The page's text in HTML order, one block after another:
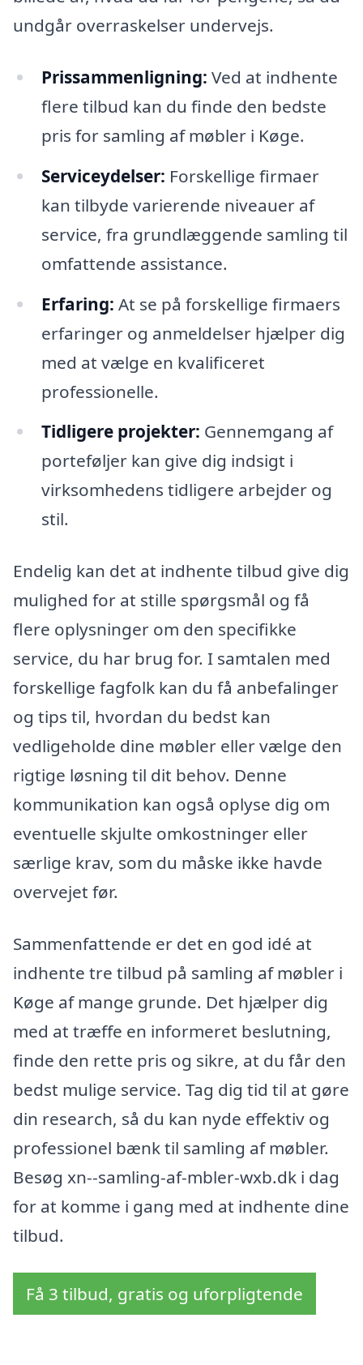
undgår overraskelser undervejs.
Prissammenligning: Ved at indhente
flere tilbud kan du finde den bedste
pris for samling af møbler i Køge.
Serviceydelser: Forskellige firmaer
kan tilbyde varierende niveauer af
service, fra grundlæggende samling til
omfattende assistance.
Erfaring: At se på forskellige firmaers
erfaringer og anmeldelser hjælper dig
med at vælge en kvalificeret
professionelle.
Tidligere projekter: Gennemgang af
porteføljer kan give dig indsigt i
virksomhedens tidligere arbejder og
stil.
Endelig kan det at indhente tilbud give dig
mulighed for at stille spørgsmål og få
flere oplysninger om den specifikke
service, du har brug for. I samtalen med
forskellige fagfolk kan du få anbefalinger
og tips til, hvordan du bedst kan
vedligeholde dine møbler eller vælge den
rigtige løsning til dit behov. Denne
kommunikation kan også oplyse dig om
eventuelle skjulte omkostninger eller
særlige krav, som du måske ikke havde
overvejet før.
Sammenfattende er det en god idé at
indhente tre tilbud på samling af møbler i
Køge af mange grunde. Det hjælper dig
med at træffe en informeret beslutning,
finde den rette pris og sikre, at du får den
bedst mulige service. Tag dig tid til at gøre
din research, så du kan nyde effektiv og
professionel bænk til samling af møbler.
Besøg xn--samling-af-mbler-wxb.dk i dag
for at komme i gang med at indhente dine
tilbud.
Få 3 tilbud, gratis og uforpligtende